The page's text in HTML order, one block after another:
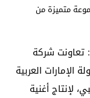
متميزة من
: تعاونت شركة
الإمارات العربية
لإنتاج أغنية